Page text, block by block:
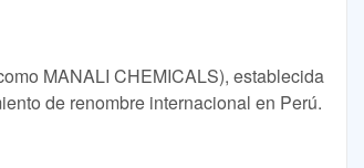
MANALI CHEMICALS), establecida
de renombre internacional en Perú.